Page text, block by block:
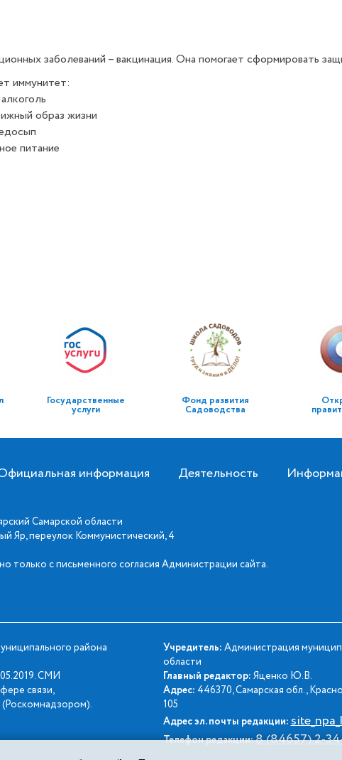
заболеваний – вакцинация. Она помогает сформировать
иммунитет:
образ жизни
питание
Государственные
услуги
Фонд развития
Садоводства
информация Деятельность
Самарской области
Яр, переулок Коммунистический, 4
только с письменного согласия Администрации сайта.
района
СМИ
связи,
Учредитель: Администрация
области
Главный редактор: Яценко Ю.В.
Адрес: 446370, Самарская обл.,
105
Адрес эл. почты редакции:
Телефон редакции:8 (84657) 2-